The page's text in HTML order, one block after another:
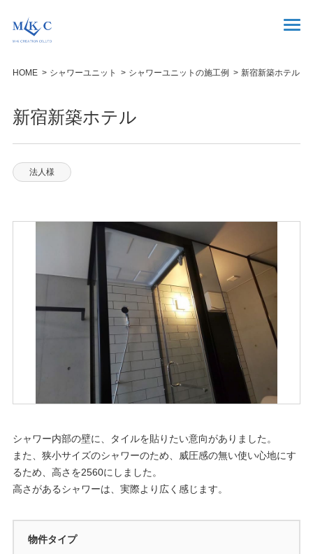
HOME シャワーユニット シャワーユニットの施工例 新宿新築ホテル
新宿新築ホテル
法人様
シャワー内部の壁に、タイルを貼りたい意向がありました。
また、狭小サイズのシャワーのため、威圧感の無い使い心地にす
るため、高さを2560にしました。
高さがあるシャワーは、実際より広く感じます。
物件タイプ